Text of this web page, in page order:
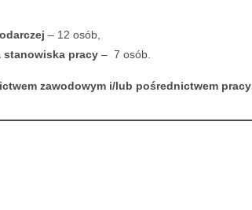
– 12 osób,
stanowiska pracy – 7 osób.
zawodowym i/lub pośrednictwem pracy